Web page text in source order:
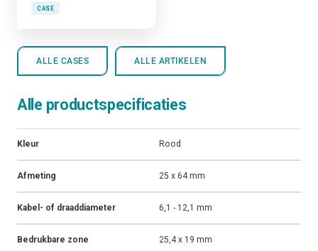
CASE
ALLE CASES ALLE ARTIKELEN
Alle productspecificaties
Kleur Rood
Afmeting 25 x 64 mm
Kabel- of draaddiameter 6,1 - 12,1 mm
Bedrukbare zone 25,4 x 19 mm